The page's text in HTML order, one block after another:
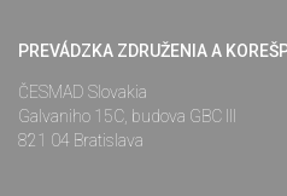
PREVÁDZKA ZDRUŽENIA A
ČESMAD Slovakia
Galvaniho 15C, budova GBC III
821 04 Bratislava